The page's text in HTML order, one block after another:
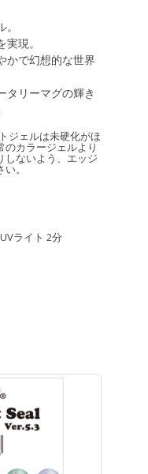
現。
かで幻想的な世界
タリーマグの輝き
ジェルは未硬化がほ
カラージェルより
しないよう、エッジ
。
ライト 2分